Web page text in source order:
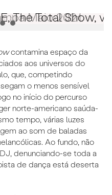
Maio 2021.
The Total Show,
contamina espaço da
aos universos do
que, competindo
o menos sensível
no início do percurso
norte-americano saúda-
tempo, várias luzes
ao som de baladas
Ao fundo, não
denunciando-se toda a
de dança está deserta